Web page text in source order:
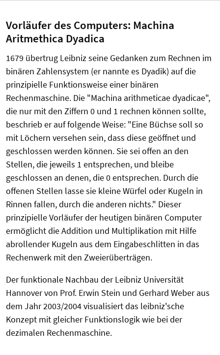
Vorläufer des Computers: Machina
Aritmethica Dyadica
1679 übertrug Leibniz seine Gedanken zum Rechnen im
binären Zahlensystem (er nannte es Dyadik) auf die
prinzipielle Funktionsweise einer binären
Rechenmaschine. Die "Machina arithmeticae dyadicae",
die nur mit den Ziffern 0 und 1 rechnen können sollte,
beschrieb er auf folgende Weise: "Eine Büchse soll so
mit Löchern versehen sein, dass diese geöffnet und
geschlossen werden können. Sie sei offen an den
Stellen, die jeweils 1 entsprechen, und bleibe
geschlossen an denen, die 0 entsprechen. Durch die
offenen Stellen lasse sie kleine Würfel oder Kugeln in
Rinnen fallen, durch die anderen nichts." Dieser
prinzipielle Vorläufer der heutigen binären Computer
ermöglicht die Addition und Multiplikation mit Hilfe
abrollender Kugeln aus dem Eingabeschlitten in das
Rechenwerk mit den Zweierüberträgen.
Der funktionale Nachbau der Leibniz Universität
Hannover von Prof. Erwin Stein und Gerhard Weber aus
dem Jahr 2003/2004 visualisiert das leibniz'sche
Konzept mit gleicher Funktionslogik wie bei der
dezimalen Rechenmaschine.